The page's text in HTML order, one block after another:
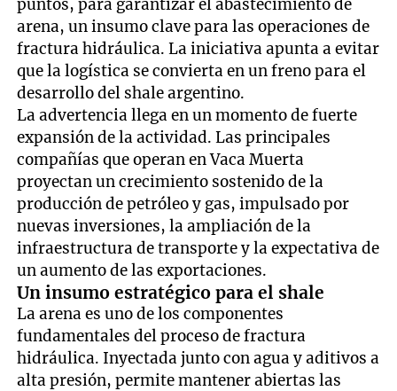
puntos, para garantizar el abastecimiento de
arena, un insumo clave para las operaciones de
fractura hidráulica. La iniciativa apunta a evitar
que la logística se convierta en un freno para el
desarrollo del shale argentino.
La advertencia llega en un momento de fuerte
expansión de la actividad. Las principales
compañías que operan en Vaca Muerta
proyectan un crecimiento sostenido de la
producción de petróleo y gas, impulsado por
nuevas inversiones, la ampliación de la
infraestructura de transporte y la expectativa de
un aumento de las exportaciones.
Un insumo estratégico para el shale
La arena es uno de los componentes
fundamentales del proceso de fractura
hidráulica. Inyectada junto con agua y aditivos a
alta presión, permite mantener abiertas las